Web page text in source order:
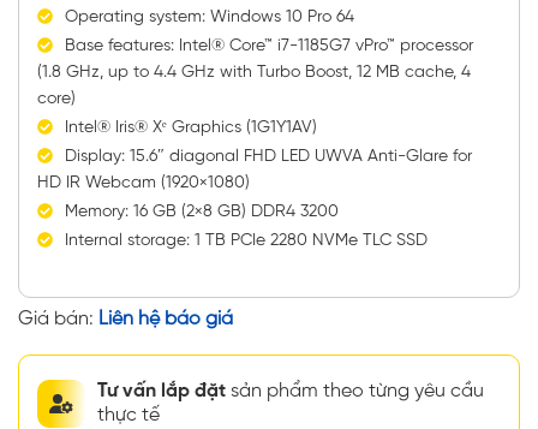
Operating system: Windows 10 Pro 64
Base features: Intel® Core™ i7-1185G7 vPro™ processor
(1.8 GHz, up to 4.4 GHz with Turbo Boost, 12 MB cache, 4
core)
Intel® Iris® Xᵉ Graphics (1G1Y1AV)
Display: 15.6″ diagonal FHD LED UWVA Anti-Glare for
HD IR Webcam (1920×1080)
Memory: 16 GB (2×8 GB) DDR4 3200
Internal storage: 1 TB PCIe 2280 NVMe TLC SSD
Giá bán: Liên hệ báo giá
Tư vấn lắp đặt sản phẩm theo từng yêu cầu
thực tế